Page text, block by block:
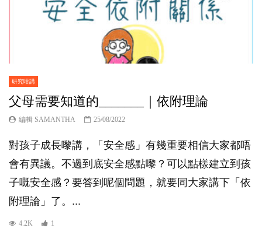
研究咁講
父母需要知道的_______｜依附理論
編輯 SAMANTHA 25/08/2022
對孩子成長嚟講，「安全感」有幾重要相信大家都唔
會有異議。不過到底安全感點嚟？可以點樣建立到孩
子嘅安全感？要答到呢個問題，就要同大家講下「依
附理論」了。...
4.2K 1